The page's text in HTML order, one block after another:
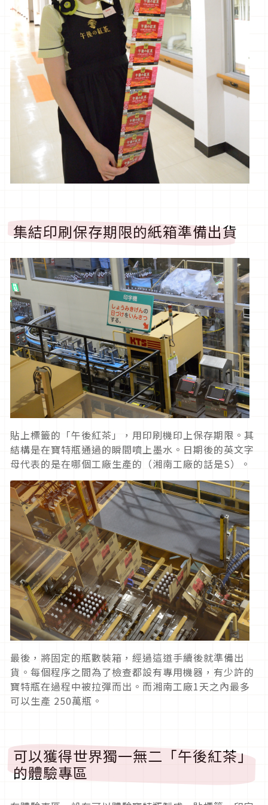
集結印刷保存期限的紙箱準備出貨
貼上標籤的「午後紅茶」，用印刷機印上保存期限。其
結構是在寶特瓶通過的瞬間噴上墨水。日期後的英文字
母代表的是在哪個工廠生產的（湘南工廠的話是S）。
最後，將固定的瓶數裝箱，經過這道手續後就準備出
貨。每個程序之間為了檢查都設有專用機器，有少許的
寶特瓶在過程中被拉彈而出。而湘南工廠1天之內最多
可以生產 250萬瓶。
可以獲得世界獨一無二「午後紅茶」
的體驗專區